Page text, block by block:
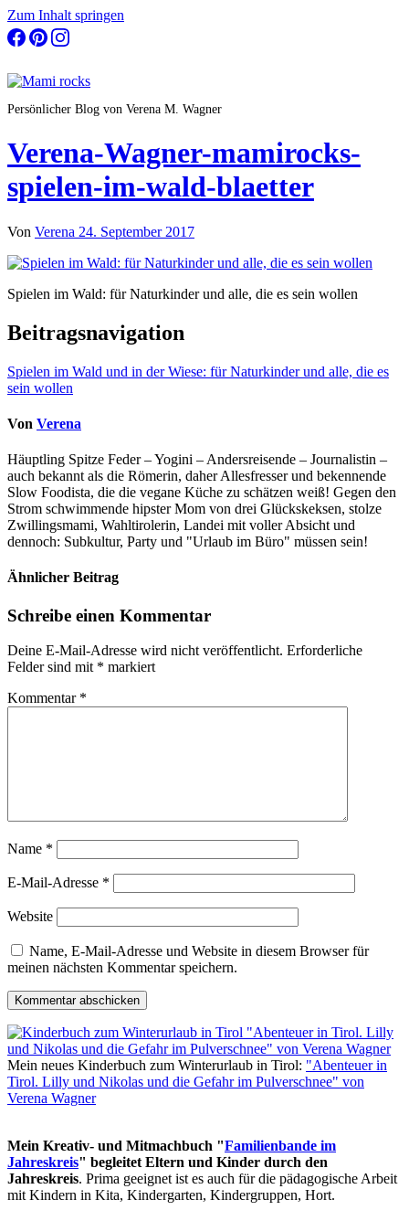
Zum Inhalt springen
Persönlicher Blog von Verena M. Wagner
Verena-Wagner-mamirocks-
spielen-im-wald-blaetter
Von Verena 24. September 2017
Spielen im Wald: für Naturkinder und alle, die es sein wollen
Beitragsnavigation
Spielen im Wald und in der Wiese: für Naturkinder und alle, die es
sein wollen
Von Verena
Häuptling Spitze Feder – Yogini – Andersreisende – Journalistin –
auch bekannt als die Römerin, daher Allesfresser und bekennende
Slow Foodista, die die vegane Küche zu schätzen weiß! Gegen den
Strom schwimmende hipster Mom von drei Glückskeksen, stolze
Zwillingsmami, Wahltirolerin, Landei mit voller Absicht und
dennoch: Subkultur, Party und "Urlaub im Büro" müssen sein!
Ähnlicher Beitrag
Schreibe einen Kommentar
Deine E-Mail-Adresse wird nicht veröffentlicht. Erforderliche
Felder sind mit * markiert
Kommentar *
Name *
E-Mail-Adresse *
Website
Name, E-Mail-Adresse und Website in diesem Browser für
meinen nächsten Kommentar speichern.
Mein neues Kinderbuch zum Winterurlaub in Tirol: "Abenteuer in
Tirol. Lilly und Nikolas und die Gefahr im Pulverschnee" von
Verena Wagner
Mein Kreativ- und Mitmachbuch "Familienbande im
Jahreskreis" begleitet Eltern und Kinder durch den
Jahreskreis. Prima geeignet ist es auch für die pädagogische Arbeit
mit Kindern in Kita, Kindergarten, Kindergruppen, Hort.